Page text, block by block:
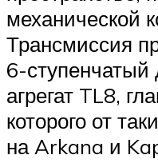
механической
Трансмиссия
6-ступенчатый
агрегат TL8,
которого от
на Arkana и